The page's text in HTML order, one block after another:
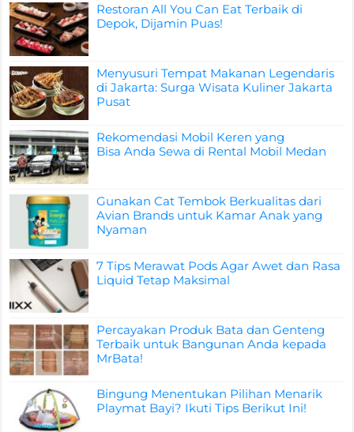
Restoran All You Can Eat Terbaik di
Depok, Dijamin Puas!
Menyusuri Tempat Makanan Legendaris
di Jakarta: Surga Wisata Kuliner Jakarta
Pusat
Rekomendasi Mobil Keren yang
Bisa Anda Sewa di Rental Mobil Medan
Gunakan Cat Tembok Berkualitas dari
Avian Brands untuk Kamar Anak yang
Nyaman
7 Tips Merawat Pods Agar Awet dan Rasa
Liquid Tetap Maksimal
Percayakan Produk Bata dan Genteng
Terbaik untuk Bangunan Anda kepada
MrBata!
Bingung Menentukan Pilihan Menarik
Playmat Bayi? Ikuti Tips Berikut Ini!